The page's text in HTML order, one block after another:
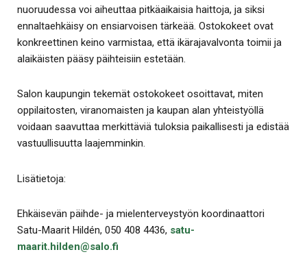
nuoruudessa voi aiheuttaa pitkäaikaisia haittoja, ja siksi
ennaltaehkäisy on ensiarvoisen tärkeää. Ostokokeet ovat
konkreettinen keino varmistaa, että ikärajavalvonta toimii ja
alaikäisten pääsy päihteisiin estetään.
Salon kaupungin tekemät ostokokeet osoittavat, miten
oppilaitosten, viranomaisten ja kaupan alan yhteistyöllä
voidaan saavuttaa merkittäviä tuloksia paikallisesti ja edistää
vastuullisuutta laajemminkin.
Lisätietoja:
Ehkäisevän päihde- ja mielenterveystyön koordinaattori
Satu-Maarit Hildén, 050 408 4436, satu-
maarit.hilden@salo.fi